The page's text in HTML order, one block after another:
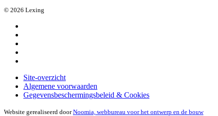
© 2026 Lexing
Site-overzicht
Algemene voorwaarden
Gegevensbeschermingsbeleid & Cookies
Website gerealiseerd doorNoomia, webbureau voor het ontwerp en de bouw